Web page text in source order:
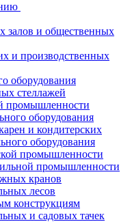
залов и общественных
и производственных
оборудования
стеллажей
промышленности
оборудования
и кондитерских
оборудования
промышленности
промышленности
кранов
лесов
конструкциям
и садовых тачек